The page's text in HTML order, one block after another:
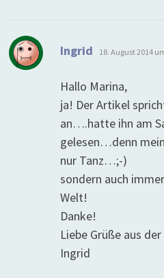
Ingrid sagt:
18. August 2014
Hallo Marina,
ja! Der Artikel
an….hatte ihn am
gelesen…denn
nur Tanz…;-)
sondern auch
Welt!
Danke!
Liebe Grüße aus
Ingrid